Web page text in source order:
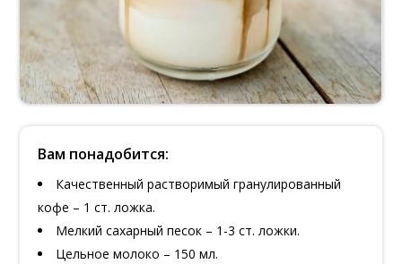
Вам понадобится:
Качественный растворимый гранулированный
кофе – 1 ст. ложка.
Мелкий сахарный песок – 1-3 ст. ложки.
Цельное молоко – 150 мл.